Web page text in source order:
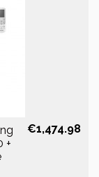
+
€1,474.98